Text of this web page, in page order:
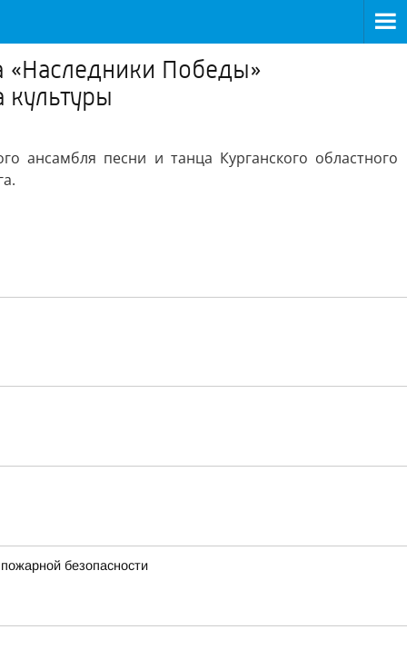
«Наследники Победы»
культуры
ансамбля песни и танца Курганского областного
безопасности